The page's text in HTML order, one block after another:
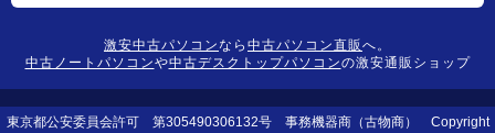
激安中古パソコンなら 中古パソコン直販へ。
中古ノートパソコンや中古デスクトップパソコンの激安通販ショップ
東京都公安委員会許可 第305490306132号 事務機器商（古物商） Copyright